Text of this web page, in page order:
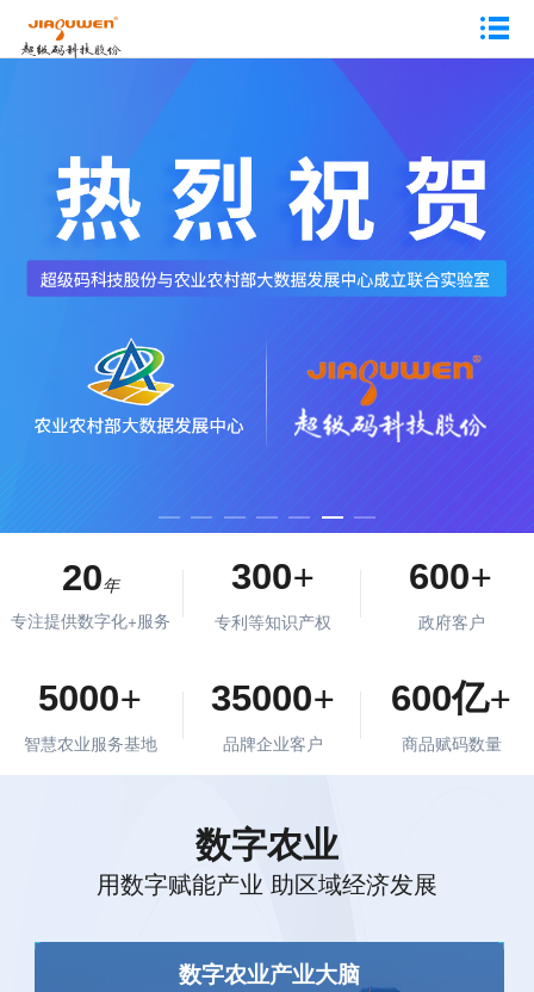
20年
专注提供数字化+服务
300+
专利等知识产权
600+
政府客户
5000+
智慧农业服务基地
35000+
品牌企业客户
600亿+
商品赋码数量
数字农业
用数字赋能产业 助区域经济发展
数字农业产业大脑